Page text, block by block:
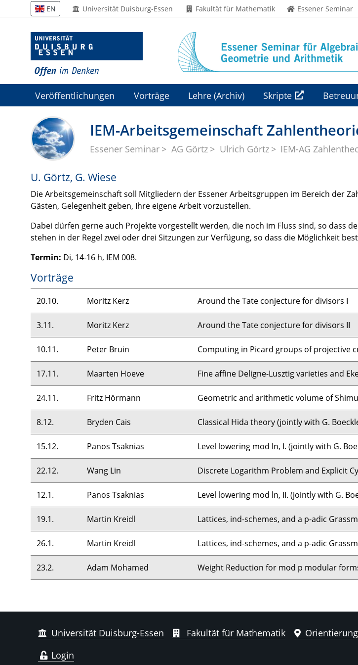
EN Universität Duisburg-Essen Fakultät für Mathematik Essener Seminar
Veröffentlichungen Vorträge Lehre (Archiv) Skripte
Algebraic Geometry 2 (Summer 26)
IEM-Arbeitsgemeinschaft
Essener Seminar AG Görtz Ulrich Görtz IEM-AG
U. Görtz, G. Wiese
Die Arbeitsgemeinschaft soll Mitgliedern der Essener Arbeitsgruppen im Bereich der
Gästen, Gelegenheit geben, Ihre eigene Arbeit vorzustellen.
Dabei dürfen gerne auch Projekte vorgestellt werden, die noch im Fluss sind, so dass
stehen in der Regel zwei oder drei Sitzungen zur Verfügung, so dass die Möglichkeit
Termin: Di, 14-16 h, IEM 008.
Vorträge
20.10. Moritz Kerz Around the Tate conjecture for divisors I
3.11. Moritz Kerz Around the Tate conjecture for divisors II
10.11. Peter Bruin Computing in Picard groups of projective
17.11. Maarten Hoeve Fine affine Deligne-Lusztig varieties and
24.11. Fritz Hörmann Geometric and arithmetic volume of
8.12. Bryden Cais Classical Hida theory (jointly with G.
15.12. Panos Tsaknias Level lowering mod ln, I. (jointly with G.
22.12. Wang Lin Discrete Logarithm Problem and Explicit
12.1. Panos Tsaknias Level lowering mod ln, II. (jointly with G.
19.1. Martin Kreidl Lattices, ind-schemes, and a p-adic
26.1. Martin Kreidl Lattices, ind-schemes, and a p-adic
23.2. Adam Mohamed Weight Reduction for mod p modular
Universität Duisburg-Essen Fakultät für Mathematik Orientierung
Login